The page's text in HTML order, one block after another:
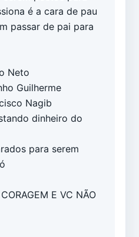
é a cara de pau
passar de pai para
Neto
Guilherme
Nagib
dinheiro do
para serem
E VC NÃO